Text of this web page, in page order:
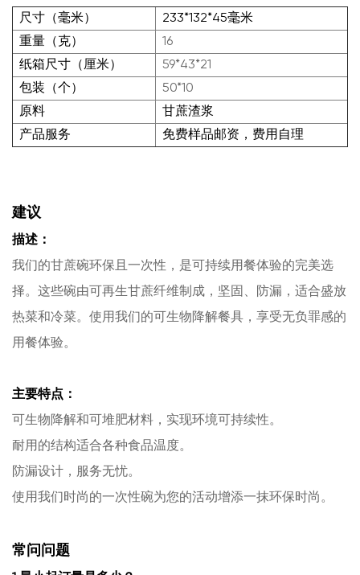
尺寸（毫米）
233*132*45毫米
重量（克）
16
纸箱尺寸（厘米）
59*43*21
包装（个）
50*10
原料
甘蔗渣浆
产品服务
免费样品邮资，费用自理
建议
描述：
我们的甘蔗碗环保且一次性，是可持续用餐体验的完美选
择。这些碗由可再生甘蔗纤维制成，坚固、防漏，适合盛放
热菜和冷菜。使用我们的可生物降解餐具，享受无负罪感的
用餐体验。
主要特点：
可生物降解和可堆肥材料，实现环境可持续性。
耐用的结构适合各种食品温度。
防漏设计，服务无忧。
使用我们时尚的一次性碗为您的活动增添一抹环保时尚。
常问问题